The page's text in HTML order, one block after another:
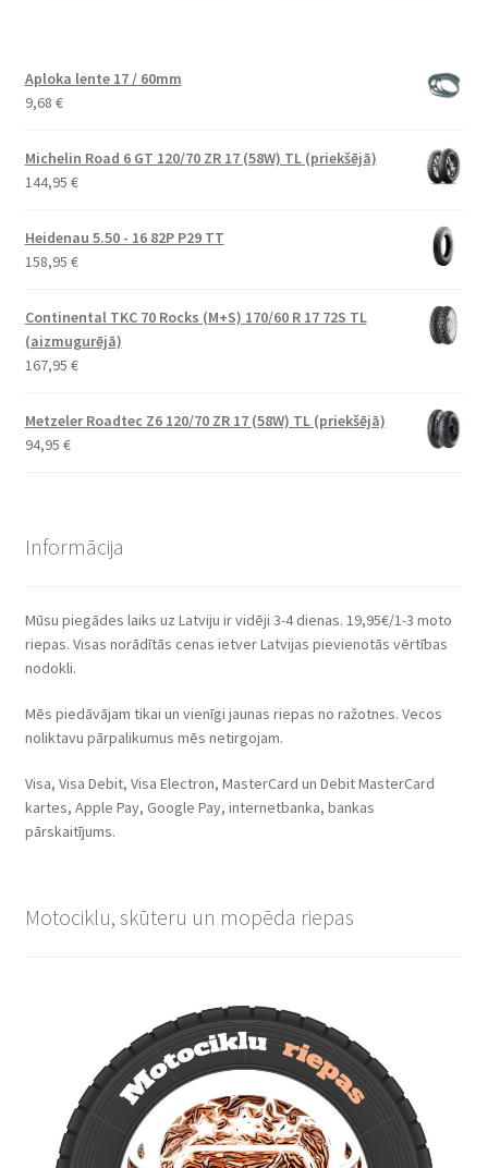
Aploka lente 17 / 60mm
9,68 €
Michelin Road 6 GT 120/70 ZR 17 (58W) TL (priekšējā)
144,95 €
Heidenau 5.50 - 16 82P P29 TT
158,95 €
Continental TKC 70 Rocks (M+S) 170/60 R 17 72S TL
(aizmugurējā)
167,95 €
Metzeler Roadtec Z6 120/70 ZR 17 (58W) TL (priekšējā)
94,95 €
Informācija
Mūsu piegādes laiks uz Latviju ir vidēji 3-4 dienas. 19,95€/1-3 moto
riepas. Visas norādītās cenas ietver Latvijas pievienotās vērtības
nodokli.
Mēs piedāvājam tikai un vienīgi jaunas riepas no ražotnes. Vecos
noliktavu pārpalikumus mēs netirgojam.
Visa, Visa Debit, Visa Electron, MasterCard un Debit MasterCard
kartes, Apple Pay, Google Pay, internetbanka, bankas
pārskaitījums.
Motociklu, skūteru un mopēda riepas